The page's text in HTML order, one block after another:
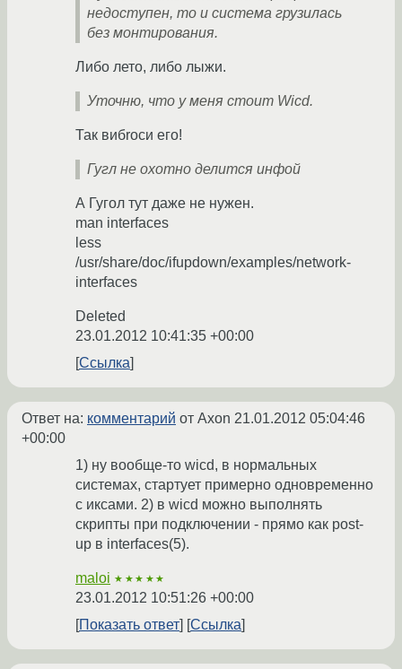
недоступен, то и система грузилась
без монтирования.
Либо лето, либо лыжи.
Уточню, что у меня стоит Wicd.
Так вибrоси его!
Гугл не охотно делится инфой
А Гугол тут даже не нужен.
man interfaces
less
/usr/share/doc/ifupdown/examples/network-
interfaces
Deleted
23.01.2012 10:41:35 +00:00
Ссылка
Ответ на: комментарий от Axon 21.01.2012 05:04:46
+00:00
1) ну вообще-то wicd, в нормальных
системах, стартует примерно одновременно
с иксами. 2) в wicd можно выполнять
скрипты при подключении - прямо как post-
up в interfaces(5).
maloi ★★★★★
23.01.2012 10:51:26 +00:00
Показать ответ
Ссылка